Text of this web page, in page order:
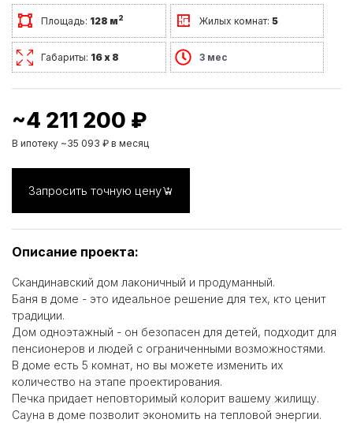
Площадь: 128 м2 Жилых комнат: 5
Габариты: 16 х 8 3 мес
~4 211 200 ₽
В ипотеку ~35 093 ₽ в месяц
Запросить точную цену
Описание проекта:
Скандинавский дом лаконичный и продуманный.
Баня в доме - это идеальное решение для тех, кто ценит
традиции.
Дом одноэтажный - он безопасен для детей, подходит для
пенсионеров и людей с ограниченными возможностями.
В доме есть 5 комнат, но вы можете изменить их
количество на этапе проектирования.
Печка придает неповторимый колорит вашему жилищу.
Сауна в доме позволит экономить на тепловой энергии.